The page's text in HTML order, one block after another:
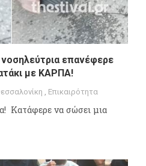
επανέφερε
με ΚΑΡΠΑ!
Επικαιρότητα
Κατάφερε να σώσει μια